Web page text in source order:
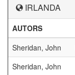
IRLANDA
AUTORS
Sheridan, John
Sheridan, John